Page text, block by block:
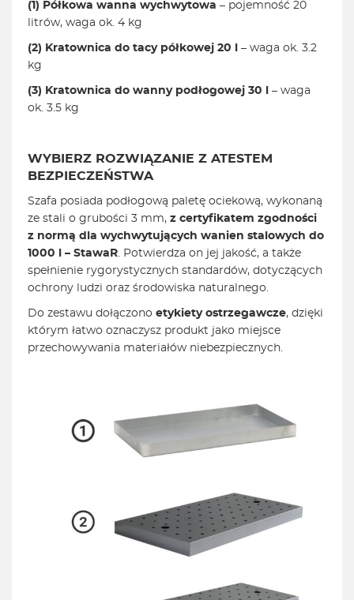
(1) Półkowa wanna wychwytowa – pojemność 20
litrów, waga ok. 4 kg
(2) Kratownica do tacy półkowej 20 l
– waga ok. 3.2
kg
(3) Kratownica do wanny podłogowej 30 l – waga
ok. 3.5 kg
WYBIERZ ROZWIĄZANIE Z ATESTEM
BEZPIECZEŃSTWA
Szafa posiada podłogową paletę ociekową, wykonaną
ze stali o grubości 3 mm, z certyfikatem zgodności
z normą dla wychwytujących wanien stalowych do
1000 l – StawaR. Potwierdza on jej jakość, a także
spełnienie rygorystycznych standardów, dotyczących
ochrony ludzi oraz środowiska naturalnego.
Do zestawu dołączono etykiety ostrzegawcze, dzięki
którym łatwo oznaczysz produkt jako miejsce
przechowywania materiałów niebezpiecznych.